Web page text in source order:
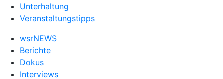
Unterhaltung
Veranstaltungstipps
wsrNEWS
Berichte
Dokus
Interviews